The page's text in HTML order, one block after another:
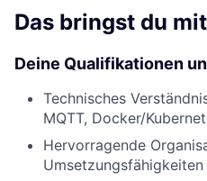
Das bringst du mit
Deine Qualifikationen
Technisches
MQTT, Docker/
Hervorragende
Umsetzungsfähigkeiten